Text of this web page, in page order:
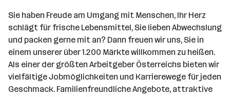
Sie haben Freude am Umgang mit Menschen, Ihr Herz
schlägt für frische Lebensmittel, Sie lieben Abwechslung
und packen gerne mit an? Dann freuen wir uns, Sie in
einem unserer über 1.200 Märkte willkommen zu heißen.
Als einer der größten Arbeitgeber Österreichs bieten wir
vielfältige Jobmöglichkeiten und Karrierewege für jeden
Geschmack. Familienfreundliche Angebote, attraktive